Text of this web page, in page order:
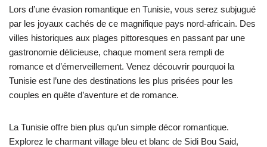
Lors d’une évasion romantique en Tunisie, vous serez subjugué
par les joyaux cachés de ce magnifique pays nord-africain. Des
villes historiques aux plages pittoresques en passant par une
gastronomie délicieuse, chaque moment sera rempli de
romance et d’émerveillement. Venez découvrir pourquoi la
Tunisie est l’une des destinations les plus prisées pour les
couples en quête d’aventure et de romance.
La Tunisie offre bien plus qu’un simple décor romantique.
Explorez le charmant village bleu et blanc de Sidi Bou Said,